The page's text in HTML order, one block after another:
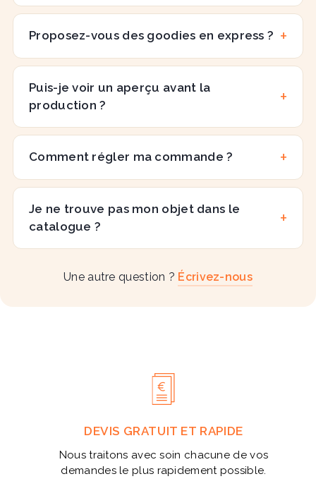
Proposez-vous des goodies en express ?
Puis-je voir un aperçu avant la
production ?
Comment régler ma commande ?
Je ne trouve pas mon objet dans le
catalogue ?
Une autre question ? Écrivez-nous
DEVIS GRATUIT ET RAPIDE
Nous traitons avec soin chacune de vos
demandes le plus rapidement possible.